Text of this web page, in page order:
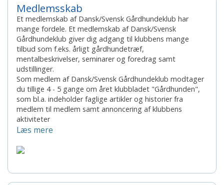
Medlemsskab
Et medlemskab af Dansk/Svensk Gårdhundeklub har
mange fordele. Et medlemskab af Dansk/Svensk
Gårdhundeklub giver dig adgang til klubbens mange
tilbud som f.eks. årligt gårdhundetræf,
mentalbeskrivelser, seminarer og foredrag samt
udstillinger.
Som medlem af Dansk/Svensk Gårdhundeklub modtager
du tillige 4 - 5 gange om året klubbladet "Gårdhunden",
som bl.a. indeholder faglige artikler og historier fra
medlem til medlem samt annoncering af klubbens
aktiviteter
Læs mere